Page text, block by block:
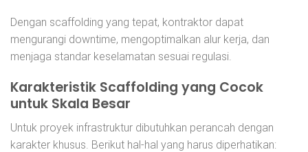
Dengan scaffolding yang tepat, kontraktor dapat
mengurangi downtime, mengoptimalkan alur kerja, dan
menjaga standar keselamatan sesuai regulasi.
Karakteristik Scaffolding yang Cocok
untuk Skala Besar
Untuk proyek infrastruktur dibutuhkan perancah dengan
karakter khusus. Berikut hal-hal yang harus diperhatikan: